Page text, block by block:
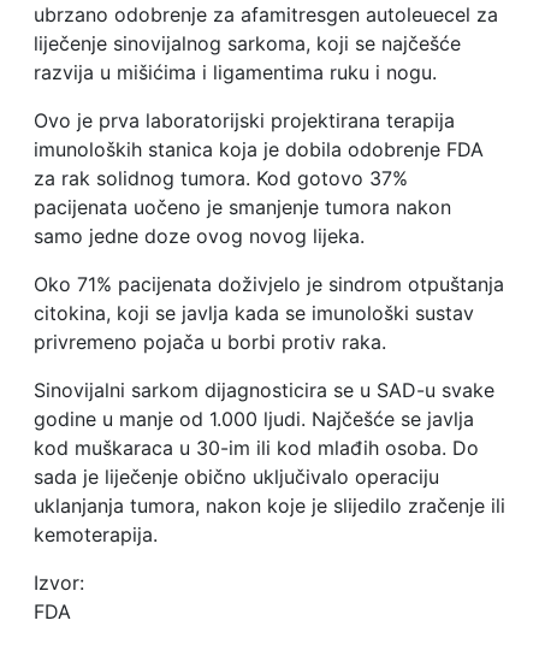
ubrzano odobrenje za afamitresgen autoleuecel za
liječenje sinovijalnog sarkoma, koji se najčešće
razvija u mišićima i ligamentima ruku i nogu.
Ovo je prva laboratorijski projektirana terapija
imunoloških stanica koja je dobila odobrenje FDA
za rak solidnog tumora. Kod gotovo 37%
pacijenata uočeno je smanjenje tumora nakon
samo jedne doze ovog novog lijeka.
Oko 71% pacijenata doživjelo je sindrom otpuštanja
citokina, koji se javlja kada se imunološki sustav
privremeno pojača u borbi protiv raka.
Sinovijalni sarkom dijagnosticira se u SAD-u svake
godine u manje od 1.000 ljudi. Najčešće se javlja
kod muškaraca u 30-im ili kod mlađih osoba. Do
sada je liječenje obično uključivalo operaciju
uklanjanja tumora, nakon koje je slijedilo zračenje ili
kemoterapija.
Izvor:
FDA